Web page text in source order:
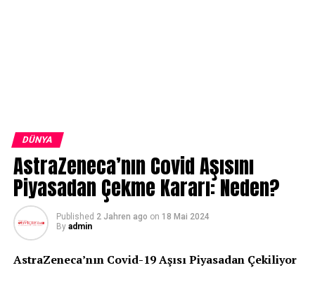
DÜNYA
AstraZeneca’nın Covid Aşısını
Piyasadan Çekme Kararı: Neden?
Published 2 Jahren ago on 18 Mai 2024
By admin
AstraZeneca’nın Covid-19 Aşısı Piyasadan Çekiliyor